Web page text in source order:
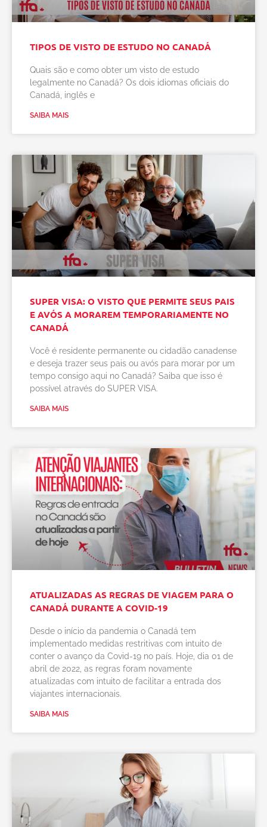
TIPOS DE VISTO DE ESTUDO NO CANADÁ
Quais são e como obter um visto de estudo
legalmente no Canadá? Os dois idiomas oficiais do
Canadá, inglês e
SAIBA MAIS
SUPER VISA: O VISTO QUE PERMITE SEUS PAIS
E AVÓS A MORAREM TEMPORARIAMENTE NO
CANADÁ
Você é residente permanente ou cidadão canadense
e deseja trazer seus pais ou avós para morar por um
tempo consigo aqui no Canadá? Saiba que isso é
possível através do SUPER VISA.
SAIBA MAIS
ATUALIZADAS AS REGRAS DE VIAGEM PARA O
CANADÁ DURANTE A COVID-19
Desde o início da pandemia o Canadá tem
implementado medidas restritivas com intuito de
conter o avanço da Covid-19 no país. Hoje, dia 01 de
abril de 2022, as regras foram novamente
atualizadas com intuito de facilitar a entrada dos
viajantes internacionais.
SAIBA MAIS